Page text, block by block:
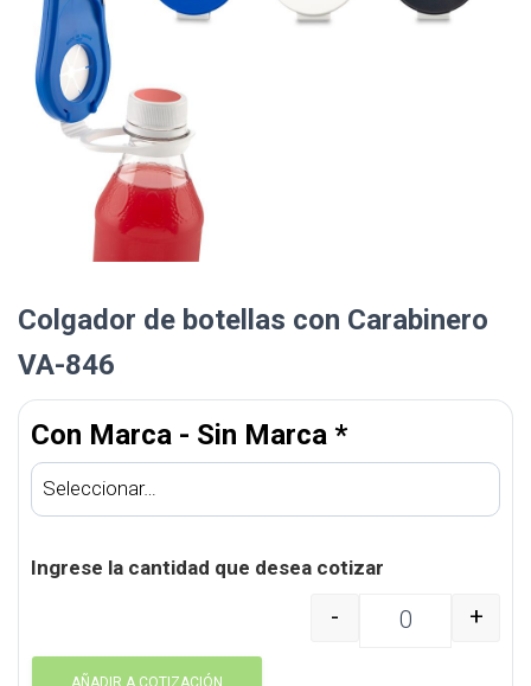
Colgador de botellas con Carabinero
VA-846
Con Marca - Sin Marca *
Ingrese la cantidad que desea cotizar
Colgador de botellas
- +
AÑADIR A COTIZACIÓN